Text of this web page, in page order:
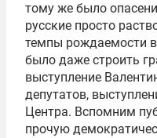
тому же было
русские просто
темпы рождаемости
было даже строить
выступление
депутатов,
Центра. Вспомним
прочую